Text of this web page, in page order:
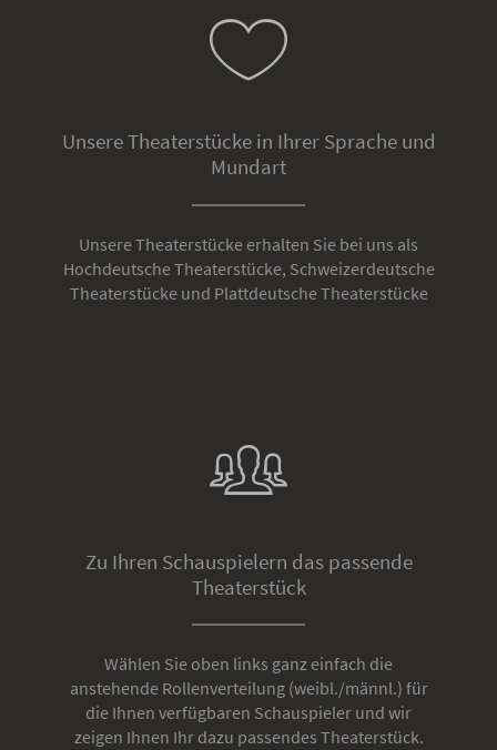
Unsere Theaterstücke in Ihrer Sprache und
Mundart
Unsere Theaterstücke erhalten Sie bei uns als
Hochdeutsche Theaterstücke, Schweizerdeutsche
Theaterstücke und Plattdeutsche Theaterstücke
Zu Ihren Schauspielern das passende
Theaterstück
Wählen Sie oben links ganz einfach die
anstehende Rollenverteilung (weibl./männl.) für
die Ihnen verfügbaren Schauspieler und wir
zeigen Ihnen Ihr dazu passendes Theaterstück.